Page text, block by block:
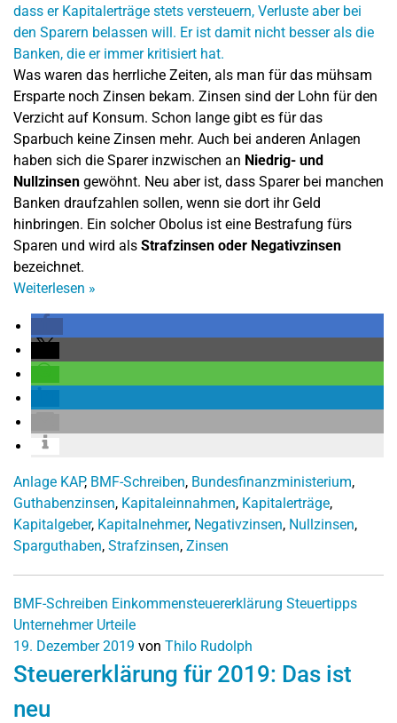
Was waren das herrliche Zeiten, als man für das mühsam
Ersparte noch Zinsen bekam. Zinsen sind der Lohn für den
Verzicht auf Konsum. Schon lange gibt es für das
Sparbuch keine Zinsen mehr. Auch bei anderen Anlagen
haben sich die Sparer inzwischen an Niedrig- und
Nullzinsen gewöhnt. Neu aber ist, dass Sparer bei manchen
Banken draufzahlen sollen, wenn sie dort ihr Geld
hinbringen. Ein solcher Obolus ist eine Bestrafung fürs
Sparen und wird als Strafzinsen oder Negativzinsen
bezeichnet.
Weiterlesen »
Anlage KAP, BMF-Schreiben, Bundesfinanzministerium,
Guthabenzinsen, Kapitaleinnahmen, Kapitalerträge,
Kapitalgeber, Kapitalnehmer, Negativzinsen, Nullzinsen,
Sparguthaben, Strafzinsen, Zinsen
BMF-Schreiben Einkommensteuererklärung Steuertipps
Unternehmer Urteile
19. Dezember 2019 von Thilo Rudolph
Steuererklärung für 2019: Das ist
neu